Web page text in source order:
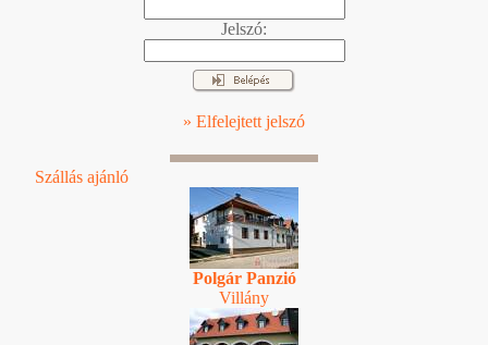
Jelszó:
» Elfelejtett jelszó
Szállás ajánló
Polgár Panzió
Villány